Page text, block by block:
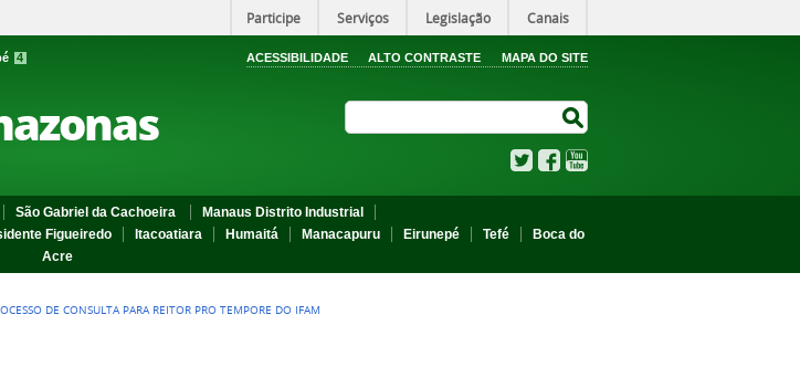
Participe Serviços Legislação Canais
4 ACESSIBILIDADE ALTO CONTRASTE MAPA DO SITE
TwitterFacebook
São Gabriel da Cachoeira
Manaus Distrito Industrial
Figueiredo Itacoatiara Humaitá Manacapuru Eirunepé Tefé
Boca do
Acre
DE CONSULTA PARA REITOR PRO TEMPORE DO IFAM